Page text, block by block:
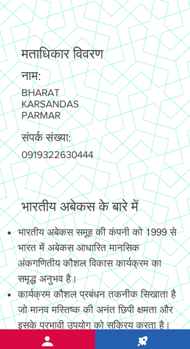
मताधिकार विवरण
नाम:
BHARAT
KARSANDAS
PARMAR
संपर्क संख्या:
0919322630444
भारतीय अबेकस के बारे में
भारतीय अबेकस समूह की कंपनी को 1999 से
भारत में अबेकस आधारित मानसिक
अंकगणितीय कौशल विकास कार्यक्रम का
समृद्ध अनुभव है।
कार्यक्रम कौशल प्रबंधन तकनीक सिखाता है
जो मानव मस्तिष्क की अनंत छिपी क्षमता और
इसके प्रभावी उपयोग को सक्रिय करता है।
नया आविष्कार और पेटेंट, अत्याधुनिक